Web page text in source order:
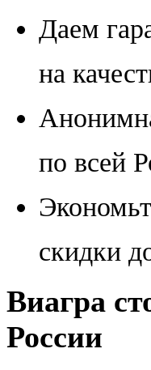
Даем
на
по всей
скидки
Виагра
России